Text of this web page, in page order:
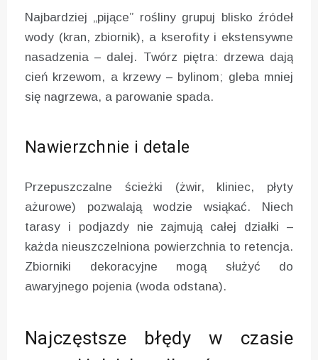
Najbardziej „pijące” rośliny grupuj blisko źródeł
wody (kran, zbiornik), a kserofity i ekstensywne
nasadzenia – dalej. Twórz piętra: drzewa dają
cień krzewom, a krzewy – bylinom; gleba mniej
się nagrzewa, a parowanie spada.
Nawierzchnie i detale
Przepuszczalne ścieżki (żwir, kliniec, płyty
ażurowe) pozwalają wodzie wsiąkać. Niech
tarasy i podjazdy nie zajmują całej działki –
każda nieuszczelniona powierzchnia to retencja.
Zbiorniki dekoracyjne mogą służyć do
awaryjnego pojenia (woda odstana).
Najczęstsze błędy w czasie